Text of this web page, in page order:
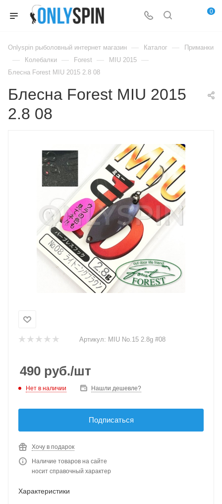
0
Onlyspin рыболовный интернет магазин — Каталог — Приманки
— Колебалки — Forest — MIU 2015 —
Блесна Forest MIU 2015 2.8 08
Блесна Forest MIU 2015
2.8 08
Артикул: MIU No.15 2.8g #08
490 руб./шт
Нет в наличии Нашли дешевле?
Подписаться
Хочу в подарок
Наличие товаров на сайте
носит справочный характер
Характеристики